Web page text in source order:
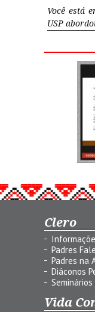
Você está
USP
Clero
Padres
Padres na
Diáconos
Seminários
Vida